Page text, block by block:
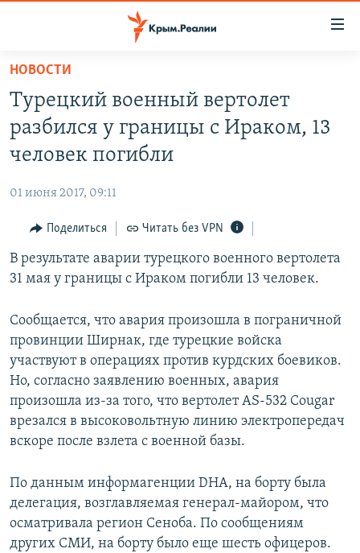
Вернуться
основному
содержанию
Вернутся
главной
Вернутся
поиску
СПЕЦПРОЕКТЫ
11 ЛЕТ ОККУПАЦИИ КРЫМА. 11 ИСТОРИЙ СОПРОТИВЛЕНИЯ
ВОДА
ЕЩЕ
ИНТЕРАКТИВ
ИНФОГРАФИКА
ТЕЛЕПРОЕКТ КРЫМ.РЕАЛИИ
СОВЕТЫ ПРАВОЗАЩИТНИКОВ
ПРОПАВШИЕ БЕЗ ВЕСТИ
ПОБЕДИТЕЛЕЙ НЕ СУДЯТ?
КРЫМ.НЕПОКОРЕННЫЙ
РАДІО СВОБОДА
КАК ОБОЙТИ БЛОКИРОВКУ
Qırımtatar
ПРИСОЕДИНЯЙТЕСЬ!
Все сайты RFE/RL
НОВОСТИ
Турецкий военный вертолет
разбился у границы с Ираком, 13
человек погибли
01 июня 2017, 09:11
Поделиться Читать без VPN
В результате аварии турецкого военного вертолета
31 мая у границы с Ираком погибли 13 человек.
Сообщается, что авария произошла в пограничной
провинции Ширнак, где турецкие войска
участвуют в операциях против курдских боевиков.
Но, согласно заявлению военных, авария
произошла из-за того, что вертолет AS-532 Cougar
врезался в высоковольтную линию электропередач
вскоре после взлета с военной базы.
По данным информагенции DHA, на борту была
делегация, возглавляемая генерал-майором, что
осматривала регион Сеноба. По сообщениям
других СМИ, на борту было еще шесть офицеров.